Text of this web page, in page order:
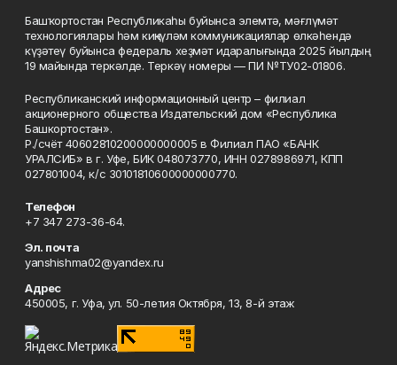
Башҡортостан Республикаһы буйынса элемтә, мәғлүмәт
технологиялары һәм киңкүләм коммуникациялар өлкәһендә
күҙәтеү буйынса федераль хеҙмәт идаралығында 2025 йылдың
19 майында теркәлде. Теркәү номеры — ПИ №ТУ02-01806.
Республиканский информационный центр – филиал
акционерного общества Издательский дом «Республика
Башкортостан».
Р./счёт 40602810200000000005 в Филиал ПАО «БАНК
УРАЛСИБ» в г. Уфе, БИК 048073770, ИНН 0278986971, КПП
027801004, к/с 30101810600000000770.
Телефон
+7 347 273-36-64.
Эл. почта
yanshishma02@yandex.ru
Адрес
450005, г. Уфа, ул. 50-летия Октября, 13, 8-й этаж